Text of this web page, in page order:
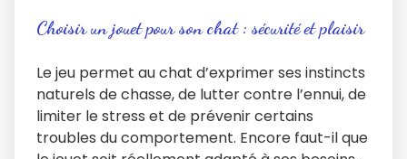
Choisir un jouet pour son chat : sécurité et plaisir
Le jeu permet au chat d’exprimer ses instincts
naturels de chasse, de lutter contre l’ennui, de
limiter le stress et de prévenir certains
troubles du comportement. Encore faut-il que